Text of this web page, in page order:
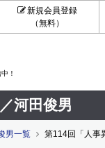
新規会員登録
（無料）
！
河田俊男
男一覧 第114回「人事